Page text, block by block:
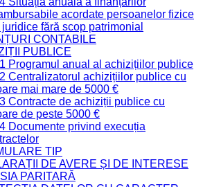
acordate persoanelor fizice
fără scop patrimonial
CONTABILE
PUBLICE
Programul anual al achizițiilor publice
Centralizatorul achizițiilor publice cu
mai mare de 5000 €
Contracte de achiziții publice cu
de peste 5000 €
Documente privind execuția
TIP
DE AVERE ȘI DE INTERESE
PARITARĂ